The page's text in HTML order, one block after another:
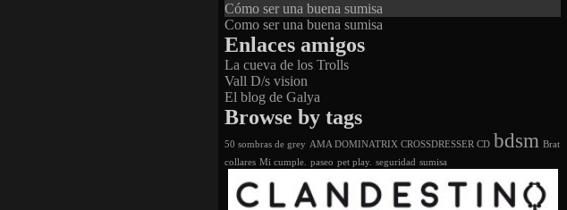
Cómo ser una buena sumisa
Como ser una buena sumisa
Enlaces amigos
La cueva de los Trolls
Vall D/s vision
El blog de Galya
Browse by tags
50 sombras de grey AMA DOMINATRIX CROSSDRESSER CD bdsm Brat
collares Mi cumple. paseo pet play. seguridad sumisa